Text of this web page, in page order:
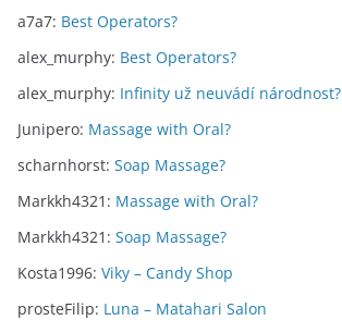
a7a7: Best Operators?
alex_murphy: Best Operators?
alex_murphy: Infinity už neuvádí národnost?
Junipero: Massage with Oral?
scharnhorst: Soap Massage?
Markkh4321 : Massage with Oral?
Markkh4321 : Soap Massage?
Kosta1996: Viky – Candy Shop
prosteFilip: Luna – Matahari Salon